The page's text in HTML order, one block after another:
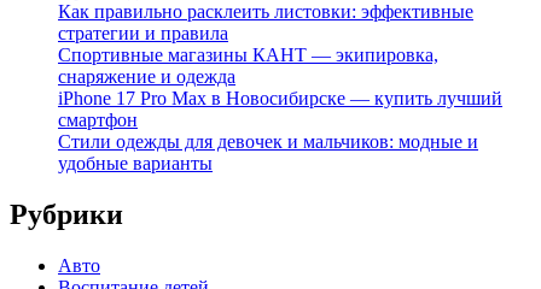
Как правильно расклеить листовки: эффективные
стратегии и правила
Спортивные магазины КАНТ — экипировка,
снаряжение и одежда
iPhone 17 Pro Max в Новосибирске — купить лучший
смартфон
Стили одежды для девочек и мальчиков: модные и
удобные варианты
Рубрики
Авто